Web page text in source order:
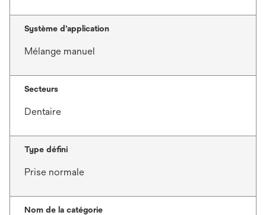
Système d’application
Mélange manuel
Secteurs
Dentaire
Type défini
Prise normale
Nom de la catégorie